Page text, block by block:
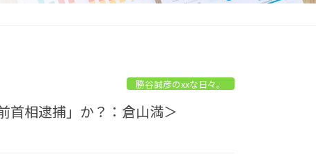
勝谷誠彦のxxな日々。
首相逮捕」か？：倉山満＞